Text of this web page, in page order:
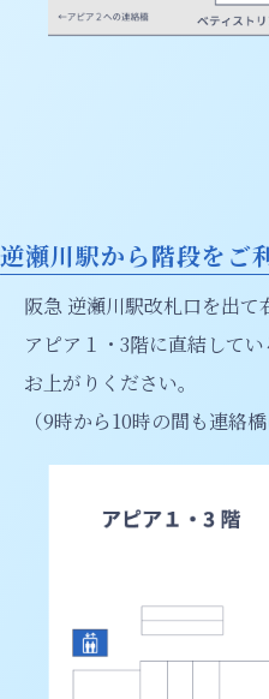
逆瀬川駅から階段をご
阪急 逆瀬川駅改札口を出て
アピア１・3階に直結して
お上がりください。
（9時から10時の間も連絡